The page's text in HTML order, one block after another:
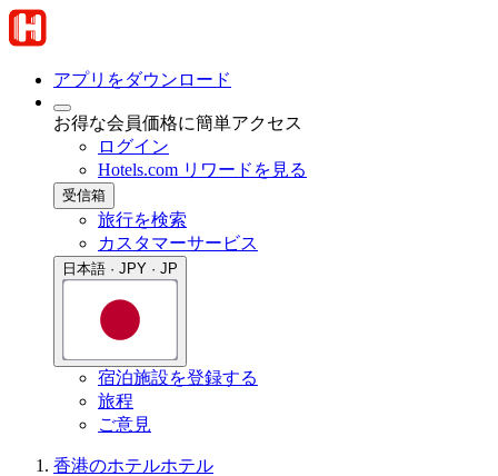
アプリをダウンロード
お得な会員価格に簡単アクセス
ログイン
Hotels.com リワードを見る
受信箱
旅行を検索
カスタマーサービス
日本語 · JPY · JP
宿泊施設を登録する
旅程
ご意見
香港のホテルホテル